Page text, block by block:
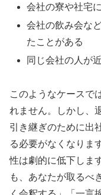
会社の寮や社宅
会社の飲み会な
たことがある
同じ会社の人が
このようなケースで
れません。しかし、
引き継ぎのために出
る必要がなくなりま
性は劇的に低下しま
も、あなたが取るべ